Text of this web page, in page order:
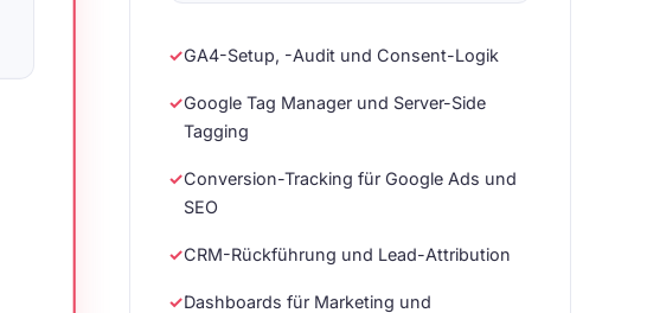
✓GA4-Setup, -Audit und Consent-Logik
✓Google Tag Manager und Server-Side
Tagging
✓Conversion-Tracking für Google Ads und
SEO
✓CRM-Rückführung und Lead-Attribution
✓Dashboards für Marketing und